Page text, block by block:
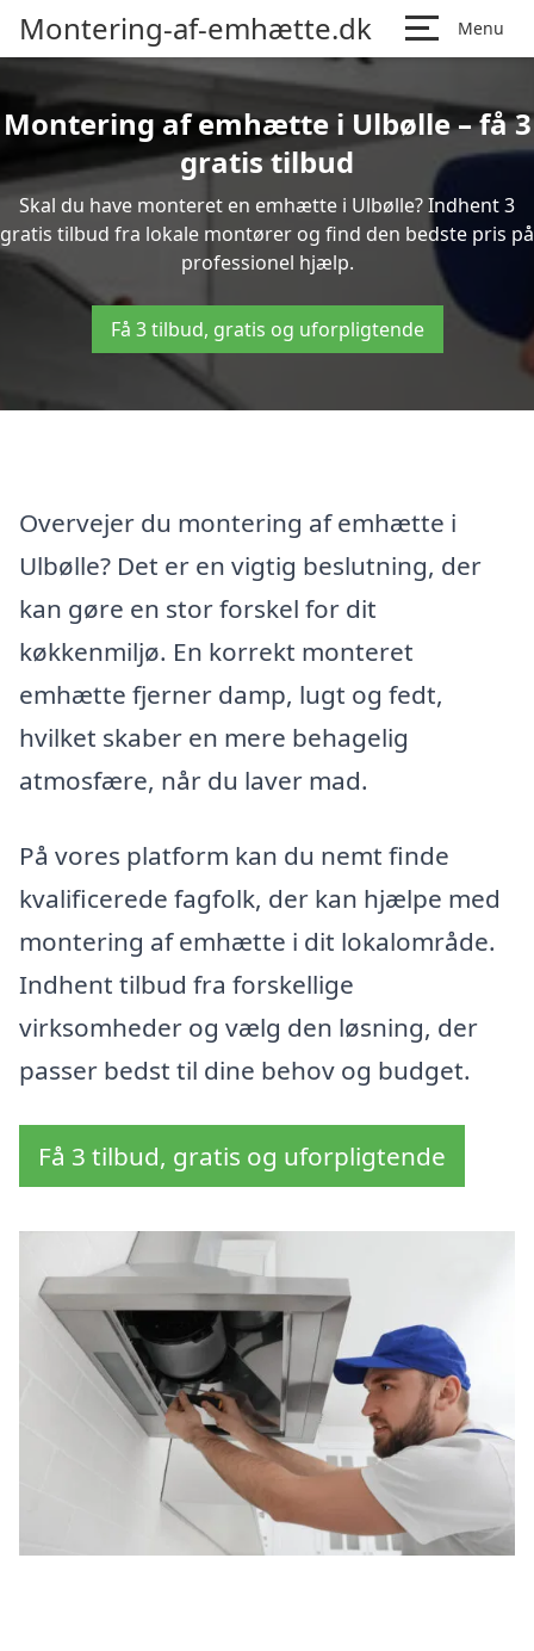
Montering-af-emhætte.dk Menu
Montering af emhætte i Ulbølle – få 3
gratis tilbud
Skal du have monteret en emhætte i Ulbølle? Indhent 3
gratis tilbud fra lokale montører og find den bedste pris på
professionel hjælp.
Få 3 tilbud, gratis og uforpligtende
Overvejer du montering af emhætte i
Ulbølle? Det er en vigtig beslutning, der
kan gøre en stor forskel for dit
køkkenmiljø. En korrekt monteret
emhætte fjerner damp, lugt og fedt,
hvilket skaber en mere behagelig
atmosfære, når du laver mad.
På vores platform kan du nemt finde
kvalificerede fagfolk, der kan hjælpe med
montering af emhætte i dit lokalområde.
Indhent tilbud fra forskellige
virksomheder og vælg den løsning, der
passer bedst til dine behov og budget.
Få 3 tilbud, gratis og uforpligtende